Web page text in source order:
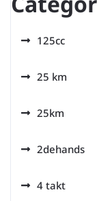
125cc
25 km
25km
2dehands
4 takt